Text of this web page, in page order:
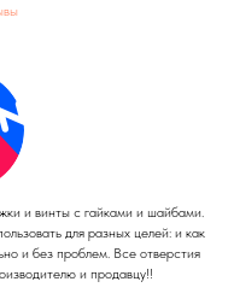
и винты с гайками и шайбами.
для разных целей: и как
и без проблем. Все отверстия
и продавцу!!